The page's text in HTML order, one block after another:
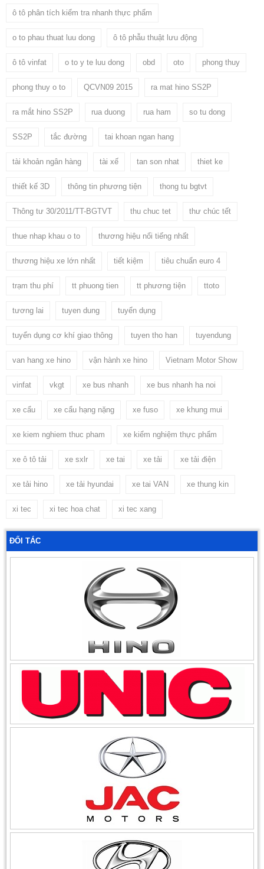
ô tô phân tích kiểm tra nhanh thực phẩm
o to phau thuat luu dong ô tô phẫu thuật lưu động
ô tô vinfat o to y te luu dong obd oto phong thuy
phong thuy o to QCVN09 2015 ra mat hino SS2P
ra mắt hino SS2P rua duong rua ham so tu dong
SS2P tắc đường tai khoan ngan hang
tài khoản ngân hàng tài xế tan son nhat thiet ke
thiết kế 3D thông tin phương tiện thong tu bgtvt
Thông tư 30/2011/TT-BGTVT thu chuc tet thư chúc tết
thue nhap khau o to thương hiệu nổi tiếng nhất
thương hiệu xe lớn nhất tiết kiệm tiêu chuẩn euro 4
trạm thu phí tt phuong tien tt phương tiện ttoto
tương lai tuyen dung tuyển dụng
tuyển dụng cơ khí giao thông tuyen tho han tuyendung
van hang xe hino vận hành xe hino Vietnam Motor Show
vinfat vkgt xe bus nhanh xe bus nhanh ha noi
xe cẩu xe cẩu hạng nặng xe fuso xe khung mui
xe kiem nghiem thuc pham xe kiểm nghiệm thực phẩm
xe ô tô tải xe sxlr xe tai xe tải xe tải điện
xe tải hino xe tải hyundai xe tai VAN xe thung kin
xi tec xi tec hoa chat xi tec xang
ĐỐI TÁC